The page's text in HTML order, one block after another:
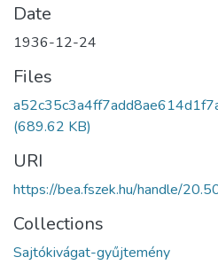
Date
1936-12-24
Files
(689.62 KB)
URI
https://bea.fszek.hu/handle/
Collections
Sajtókivágat-gyűjtemény